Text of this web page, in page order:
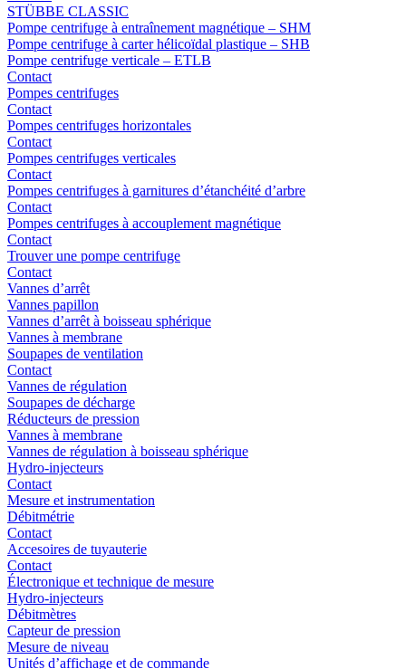
STÜBBE CLASSIC
Pompe centrifuge à entraînement magnétique – SHM
Pompe centrifuge à carter hélicoïdal plastique – SHB
Pompe centrifuge verticale – ETLB
Contact
Pompes centrifuges
Contact
Pompes centrifuges horizontales
Contact
Pompes centrifuges verticales
Contact
Pompes centrifuges à garnitures d’étanchéité d’arbre
Contact
Pompes centrifuges à accouplement magnétique
Contact
Trouver une pompe centrifuge
Contact
Vannes d’arrêt
Vannes papillon
Vannes d’arrêt à boisseau sphérique
Vannes à membrane
Soupapes de ventilation
Contact
Vannes de régulation
Soupapes de décharge
Réducteurs de pression
Vannes à membrane
Vannes de régulation à boisseau sphérique
Hydro-injecteurs
Contact
Mesure et instrumentation
Débitmétrie
Contact
Accesoires de tuyauterie
Contact
Électronique et technique de mesure
Hydro-injecteurs
Débitmètres
Capteur de pression
Mesure de niveau
Unités d’affichage et de commande